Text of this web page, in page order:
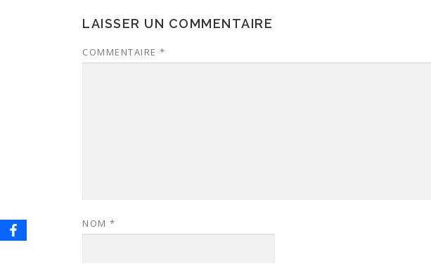
LAISSER UN COMMENTAIRE
COMMENTAIRE *
NOM *